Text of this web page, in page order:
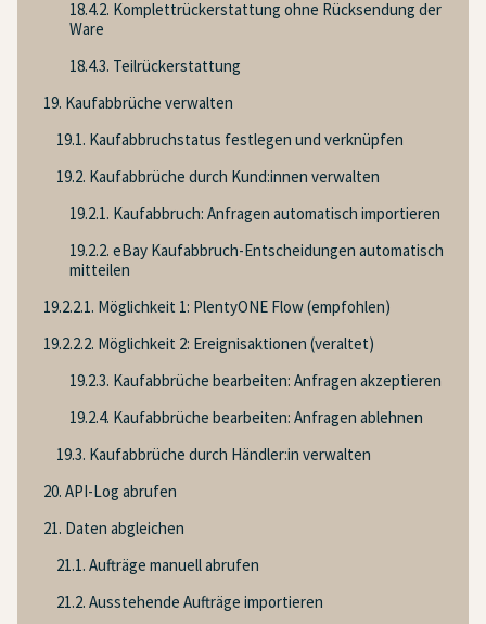
18.4.2. Komplettrückerstattung ohne Rücksendung der
Ware
18.4.3. Teilrückerstattung
19. Kaufabbrüche verwalten
19.1. Kaufabbruchstatus festlegen und verknüpfen
19.2. Kaufabbrüche durch Kund:innen verwalten
19.2.1. Kaufabbruch: Anfragen automatisch importieren
19.2.2. eBay Kaufabbruch-Entscheidungen automatisch
mitteilen
19.2.2.1. Möglichkeit 1: PlentyONE Flow (empfohlen)
19.2.2.2. Möglichkeit 2: Ereignisaktionen (veraltet)
19.2.3. Kaufabbrüche bearbeiten: Anfragen akzeptieren
19.2.4. Kaufabbrüche bearbeiten: Anfragen ablehnen
19.3. Kaufabbrüche durch Händler:in verwalten
20. API-Log abrufen
21. Daten abgleichen
21.1. Aufträge manuell abrufen
21.2. Ausstehende Aufträge importieren